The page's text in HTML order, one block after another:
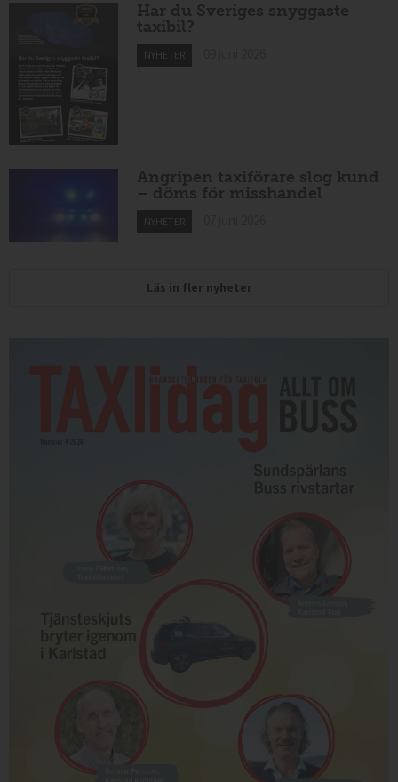
Har du Sveriges snyggaste
taxibil?
NYHETER
Angripen taxiförare slog kund
– döms för misshandel
NYHETER
Läs in fler nyheter